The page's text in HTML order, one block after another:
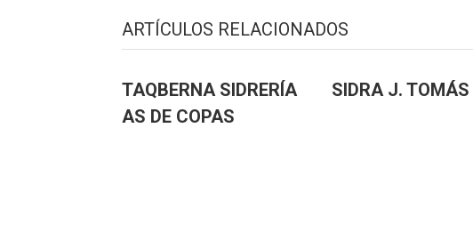
ARTÍCULOS RELACIONADOS
TAQBERNA SIDRERÍA
AS DE COPAS
SIDRA J. TOMÁS